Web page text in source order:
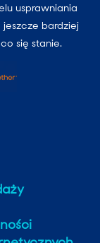
usprawniania
bardziej
się stanie.